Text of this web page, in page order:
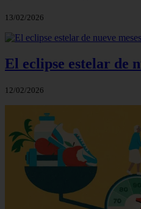
13/02/2026
El eclipse estelar de
12/02/2026